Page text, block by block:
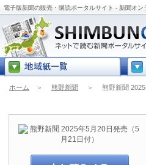
電子版新聞の販売・購読ポータルサイト - 新聞オン
ホーム ＞ 熊野新聞 ＞ 熊野新聞